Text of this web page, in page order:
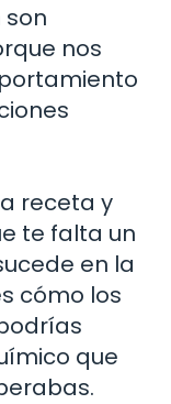
son
nos
receta y
te falta un
en la
cómo los
que